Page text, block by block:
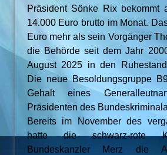
Präsident Sönke Rix bekommt
14.000 Euro brutto im Monat.
Euro mehr als sein Vorgänger
die Behörde seit dem Jahr
August 2025 in den
Die neue Besoldungsgruppe
Gehalt eines
Präsidenten des
Bereits im November des
hatte die schwarz-rote
Bundeskanzler Merz die